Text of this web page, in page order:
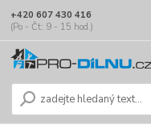
+420 607 430 416
(Po - Čt: 9 - 15 hod.)